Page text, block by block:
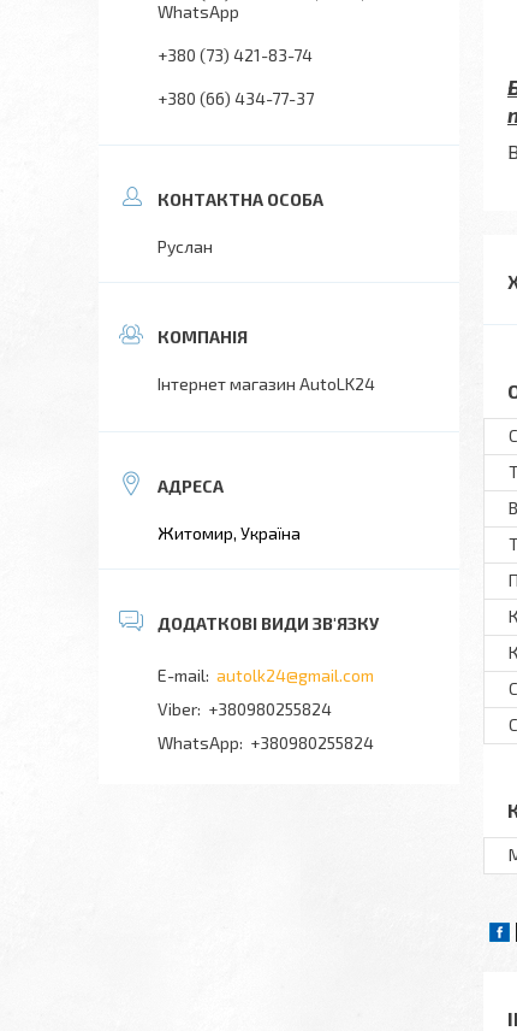
WhatsApp
+380 (73) 421-83-74
+380 (66) 434-77-37
Руслан
Інтернет магазин AutoLK24
Житомир, Україна
autolk24@gmail.com
+380980255824
+380980255824